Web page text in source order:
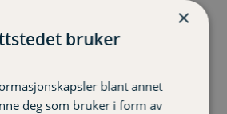
Bilforsikring
×
bruker
blant annet
deg som bruker i form av